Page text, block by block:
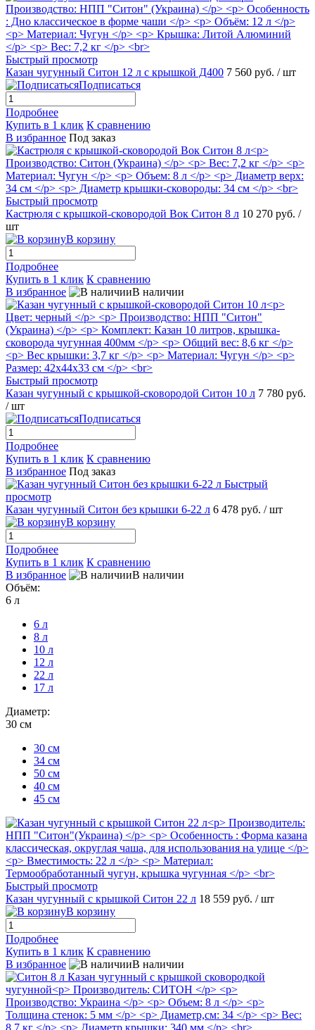
Быстрый просмотр
Казан чугунный Ситон 12 л с крышкой Д400 7 560 руб. / шт
Подписаться
Подробнее
Купить в 1 клик К сравнению
В избранное Под заказ
Быстрый просмотр
Кастрюля с крышкой-сковородой Вок Ситон 8 л 10 270 руб. /
шт
В корзину
Подробнее
Купить в 1 клик К сравнению
В избранное
В наличии
Быстрый просмотр
Казан чугунный с крышкой-сковородой Ситон 10 л 7 780 руб.
/ шт
Подписаться
Подробнее
Купить в 1 клик К сравнению
В избранное Под заказ
Быстрый
просмотр
Казан чугунный Ситон без крышки 6-22 л 6 478 руб. / шт
В корзину
Подробнее
Купить в 1 клик К сравнению
В избранное
В наличии
Объём:
6 л
6 л
8 л
10 л
12 л
22 л
17 л
Диаметр:
30 см
30 см
34 см
50 см
40 см
45 см
Быстрый просмотр
Казан чугунный с крышкой Ситон 22 л 18 559 руб. / шт
В корзину
Подробнее
Купить в 1 клик К сравнению
В избранное
В наличии